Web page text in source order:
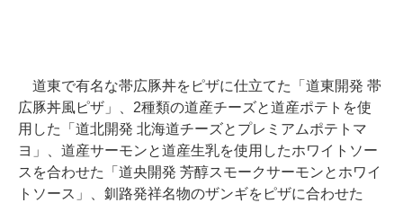
道東で有名な帯広豚丼をピザに仕立てた「道東開発 帯
広豚丼風ピザ」、2種類の道産チーズと道産ポテトを使
用した「道北開発 北海道チーズとプレミアムポテトマ
ヨ」、道産サーモンと道産生乳を使用したホワイトソー
スを合わせた「道央開発 芳醇スモークサーモンとホワイ
トソース」、釧路発祥名物のザンギをピザに合わせた